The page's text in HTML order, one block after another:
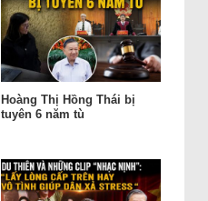
Hoàng Thị Hồng Thái bị
tuyên 6 năm tù